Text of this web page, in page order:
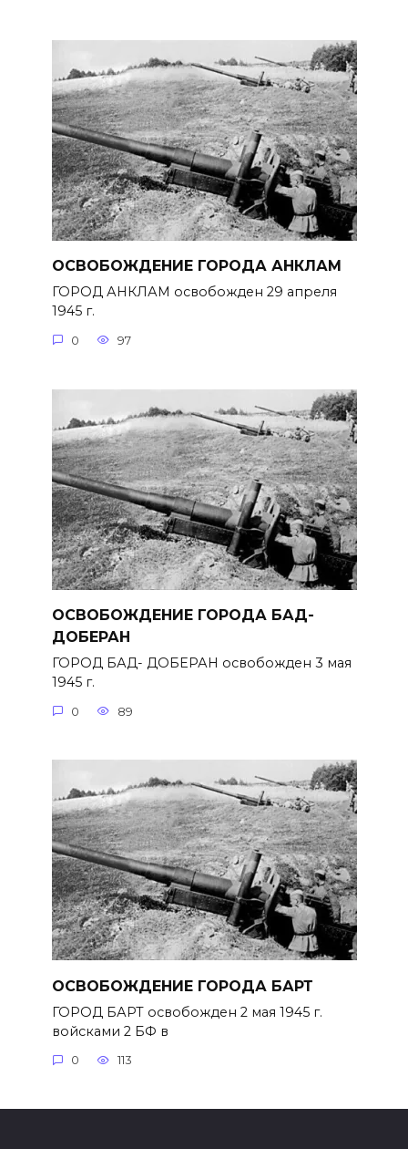
ОСВОБОЖДЕНИЕ ГОРОДА АНКЛАМ
ГОРОД АНКЛАМ освобожден 29 апреля
1945 г.
0 97
ОСВОБОЖДЕНИЕ ГОРОДА БАД-
ДОБЕРАН
ГОРОД БАД- ДОБЕРАН освобожден 3 мая
1945 г.
0 89
ОСВОБОЖДЕНИЕ ГОРОДА БАРТ
ГОРОД БАРТ освобожден 2 мая 1945 г.
войсками 2 БФ в
0 113